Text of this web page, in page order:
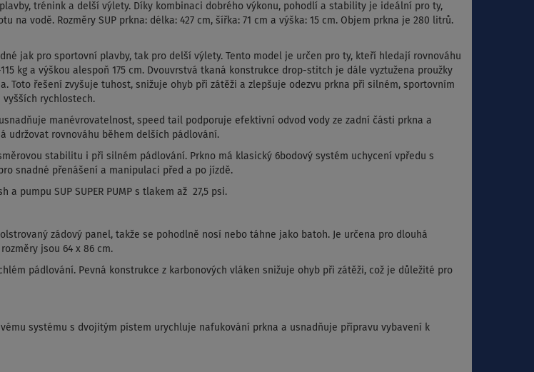
plavby, trénink a delší výlety. Díky kombinaci dobrého výkonu, pohodlí a stability je ideální pro ty,
na vodě. Rozměry SUP prkna: délka: 427 cm, šířka: 71 cm a výška: 15 cm. Objem prkna je 280 litrů.
jak pro sportovní plavby, tak pro delší výlety.
Tento model je určen pro ty, kteří hledají rovnováhu
kg a výškou alespoň 175 cm. Dvouvrstvá tkaná konstrukce drop-stitch je dále vyztužena proužky
Toto řešení zvyšuje tuhost, snižuje ohyb při zátěži a zlepšuje odezvu prkna při silném, sportovním
rychlostech.
manévrovatelnost, speed tail podporuje efektivní odvod vody ze zadní části prkna a
udržovat rovnováhu během delších pádlování.
stabilitu i při silném pádlování. Prkno má klasický 6bodový systém uchycení vpředu s
snadné přenášení a manipulaci před a po jízdě.
pumpu SUP SUPER PUMP s tlakem až 27,5 psi.
zádový panel, takže se pohodlně nosí nebo táhne jako batoh. Je určena pro dlouhá
jsou 64 x 86 cm.
pádlování. Pevná konstrukce z karbonových vláken snižuje ohyb při zátěži, což je důležité pro
systému s dvojitým pístem urychluje nafukování prkna a usnadňuje přípravu vybavení k